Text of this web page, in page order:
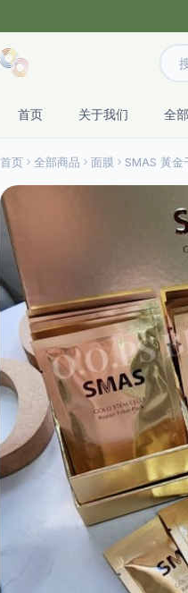
首页 关于我们 全
首页 全部商品 面膜 SMAS 黃